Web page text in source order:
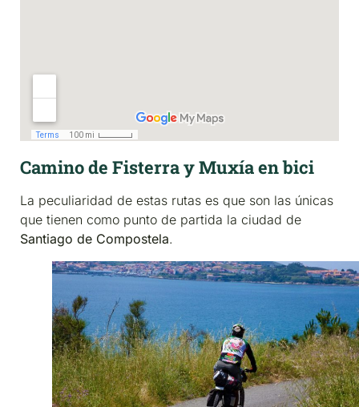
Camino de Fisterra y Muxía en bici
La peculiaridad de estas rutas es que son las únicas
que tienen como punto de partida la ciudad de
Santiago de Compostela.